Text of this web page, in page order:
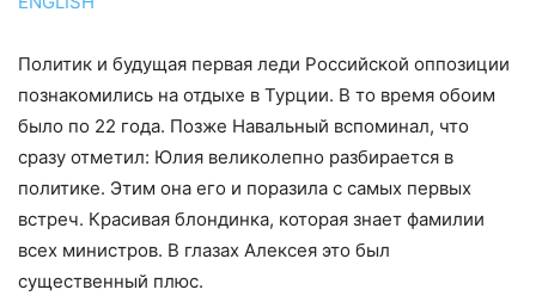
Политик и будущая первая леди Российской оппозиции
познакомились на отдыхе в Турции. В то время обоим
было по 22 года. Позже Навальный вспоминал, что
сразу отметил: Юлия великолепно разбирается в
политике. Этим она его и поразила с самых первых
встреч. Красивая блондинка, которая знает фамилии
всех министров. В глазах Алексея это был
существенный плюс.